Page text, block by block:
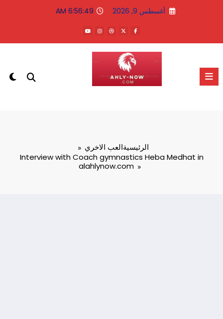
أغسطس 9, 2026 6:56:49 AM
الرئيسيةالعب الاخري
Interview with Coach gymnastics Heba Medhat in
alahlynow.com